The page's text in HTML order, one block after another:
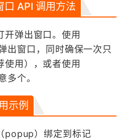
口 API 调用方法
开弹出窗口。使用
出窗口，同时确保一次只
使用），或者使用
多个。
示例
popup）绑定到标记